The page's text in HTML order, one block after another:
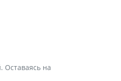
Оставаясь на